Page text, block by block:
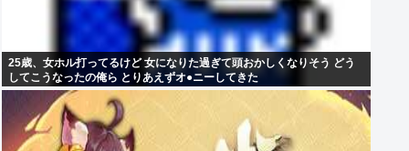
25歳、女ホル打ってるけど 女になりた過ぎて頭おかしくなりそう どう
してこうなったの俺ら とりあえずオ●ニーしてきた